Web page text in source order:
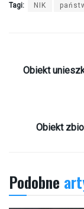
Tagi: NIK
Obiekt
Obiekt
Podobne